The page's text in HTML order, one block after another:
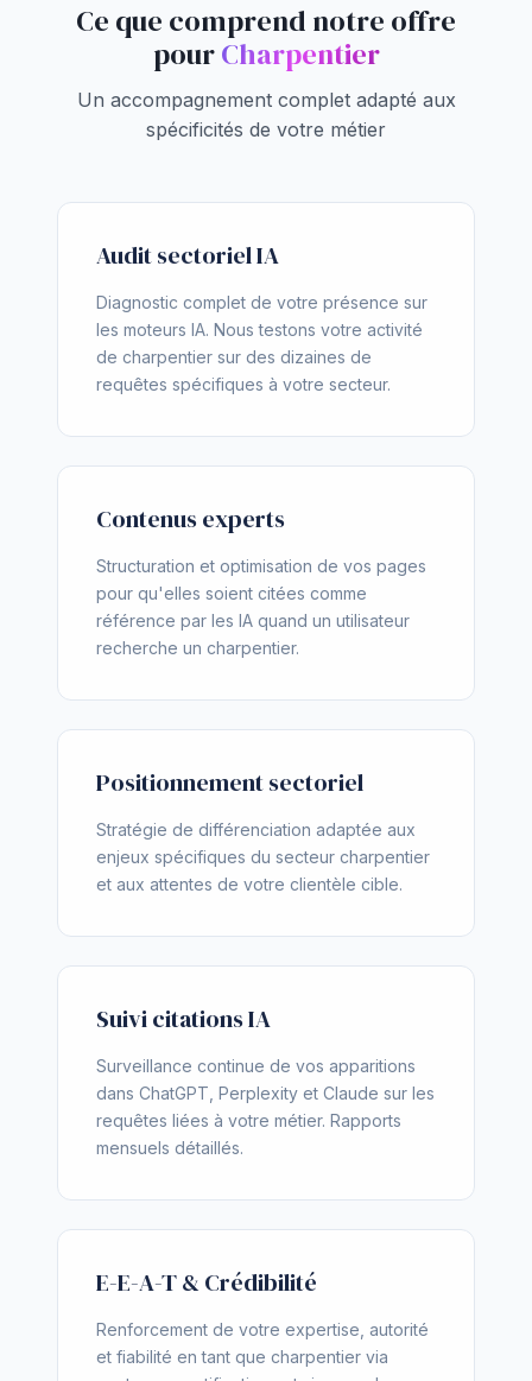
Ce que comprend notre offre
pourCharpentier
Un accompagnement complet adapté aux
spécificités de votre métier
Audit sectoriel IA
Diagnostic complet de votre présence sur
les moteurs IA. Nous testons votre activité
de charpentier sur des dizaines de
requêtes spécifiques à votre secteur.
Contenus experts
Structuration et optimisation de vos pages
pour qu'elles soient citées comme
référence par les IA quand un utilisateur
recherche un charpentier.
Positionnement sectoriel
Stratégie de différenciation adaptée aux
enjeux spécifiques du secteur charpentier
et aux attentes de votre clientèle cible.
Suivi citations IA
Surveillance continue de vos apparitions
dans ChatGPT, Perplexity et Claude sur les
requêtes liées à votre métier. Rapports
mensuels détaillés.
E-E-A-T & Crédibilité
Renforcement de votre expertise, autorité
et fiabilité en tant que charpentier via